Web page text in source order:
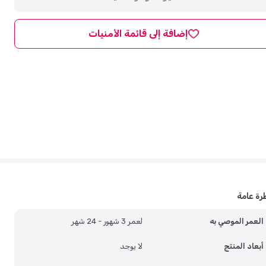
إضافة إلى قائمة الأمنيات
عامة
العمر الموصي به لعمر 3 شهور - 24 شهر
أبعاد المنتج لا يوجد